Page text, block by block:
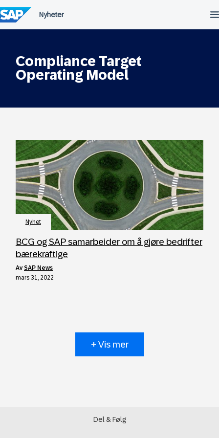
til
innhold
Compliance Target
Operating Model
Nyhet
BCG og SAP samarbeider om å gjøre bedrifter
bærekraftige
avSAP News
mars 31, 2022
+ Vis mer
Del & Følg